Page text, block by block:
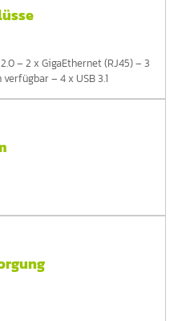
– 2 x GigaEthernet (RJ45) – 3
– 4 x USB 3.1